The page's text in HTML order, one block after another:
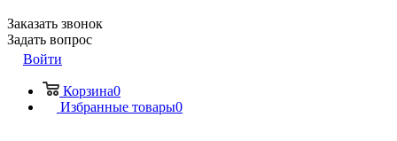
Заказать звонок
Задать вопрос
Войти
Корзина0
Избранные товары0